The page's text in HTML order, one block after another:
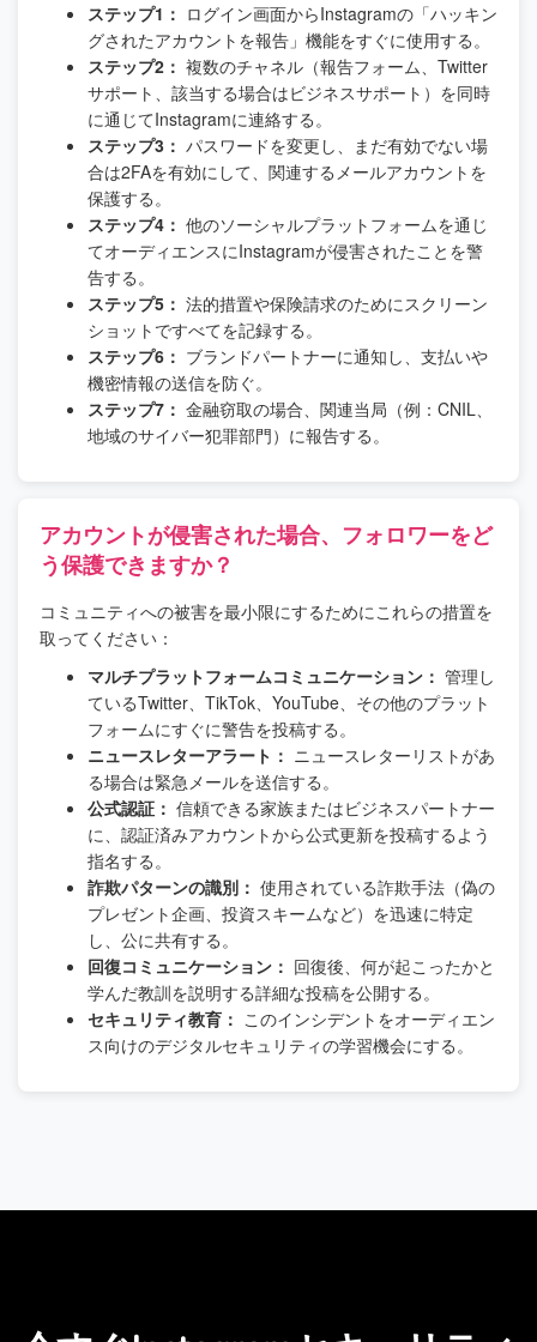
ステップ1： ログイン画面からInstagramの「ハッキン
グされたアカウントを報告」機能をすぐに使用する。
ステップ2： 複数のチャネル（報告フォーム、Twitter
サポート、該当する場合はビジネスサポート）を同時
に通じてInstagramに連絡する。
ステップ3： パスワードを変更し、まだ有効でない場
合は2FAを有効にして、関連するメールアカウントを
保護する。
ステップ4： 他のソーシャルプラットフォームを通じ
てオーディエンスにInstagramが侵害されたことを警
告する。
ステップ5： 法的措置や保険請求のためにスクリーン
ショットですべてを記録する。
ステップ6： ブランドパートナーに通知し、支払いや
機密情報の送信を防ぐ。
ステップ7： 金融窃取の場合、関連当局（例：CNIL、
地域のサイバー犯罪部門）に報告する。
アカウントが侵害された場合、フォロワーをど
う保護できますか？
コミュニティへの被害を最小限にするためにこれらの措置を
取ってください：
マルチプラットフォームコミュニケーション： 管理し
ているTwitter、TikTok、YouTube、その他のプラット
フォームにすぐに警告を投稿する。
ニュースレターアラート： ニュースレターリストがあ
る場合は緊急メールを送信する。
公式認証： 信頼できる家族またはビジネスパートナー
に、認証済みアカウントから公式更新を投稿するよう
指名する。
詐欺パターンの識別： 使用されている詐欺手法（偽の
プレゼント企画、投資スキームなど）を迅速に特定
し、公に共有する。
回復コミュニケーション： 回復後、何が起こったかと
学んだ教訓を説明する詳細な投稿を公開する。
セキュリティ教育： このインシデントをオーディエン
ス向けのデジタルセキュリティの学習機会にする。